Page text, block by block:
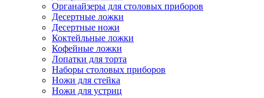
Органайзеры для столовых приборов
Десертные ложки
Десертные ножи
Коктейльные ложки
Кофейные ложки
Лопатки для торта
Наборы столовых приборов
Ножи для стейка
Ножи для устриц